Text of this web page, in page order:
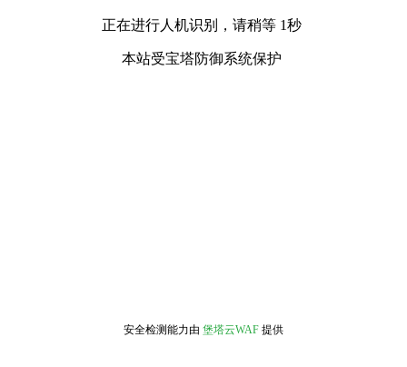
正在进行人机识别，请稍等 1秒
本站受宝塔防御系统保护
安全检测能力由 堡塔云WAF 提供